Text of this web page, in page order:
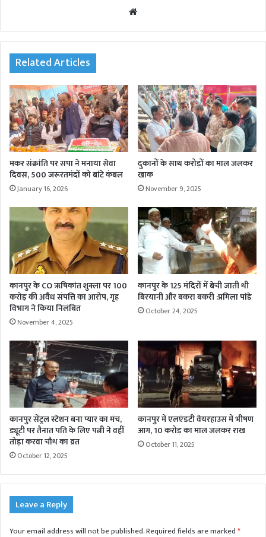
te
Related Articles
मकर संक्रांति पर सपा ने मनाया सेवा
दिवस, 500 जरूरतमंदों को बांटे कंबल
January 16, 2026
दुकानों के साथ करोड़ों का माल जलकर
खाक
November 9, 2025
कानपुर के CO ऋषिकांत शुक्ला पर 100
करोड़ की अवैध संपत्ति का आरोप, गृह
विभाग ने किया निलंबित
November 4, 2025
कानपुर के 125 मंदिरों में बेची जाती थी
बिरयानी और बकरा बकरी :प्रमिला पांडे
October 24, 2025
कानपुर सेंट्रल स्टेशन बना प्यार का मंच,
ड्यूटी पर तैनात पति के लिए पत्नी ने वहीं
तोड़ा करवा चौथ का व्रत
October 12, 2025
कानपुर में एलएंडटी वेयरहाउस में भीषण
आग, 10 करोड़ का माल जलकर राख
October 11, 2025
Leave a Reply
Your email address will not be published.Required fields are marked*